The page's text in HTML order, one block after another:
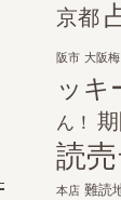
京都
阪市 大阪梅
ッキ
ん！
読
本店 難読